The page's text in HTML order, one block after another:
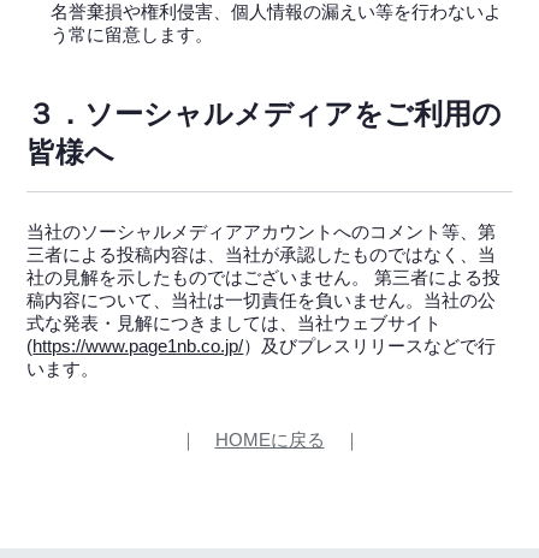
名誉棄損や権利侵害、個人情報の漏えい等を行わないよ
う常に留意します。
３．ソーシャルメディアをご利用の
皆様へ
当社のソーシャルメディアアカウントへのコメント等、第
三者による投稿内容は、当社が承認したものではなく、当
社の見解を示したものではございません。 第三者による投
稿内容について、当社は一切責任を負いません。当社の公
式な発表・見解につきましては、当社ウェブサイト
(https://www.page1nb.co.jp/）及びプレスリリースなどで行
います。
｜ HOMEに戻る ｜